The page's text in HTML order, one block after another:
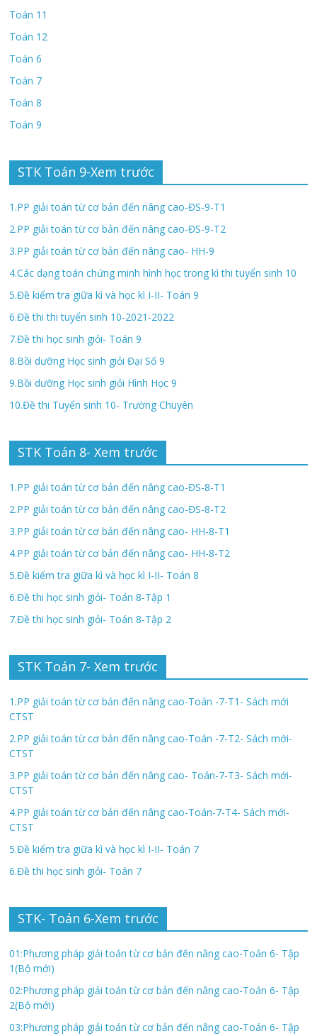
Toán 11
Toán 12
Toán 6
Toán 7
Toán 8
Toán 9
STK Toán 9-Xem trước
1.PP giải toán từ cơ bản đến nâng cao-ĐS-9-T1
2.PP giải toán từ cơ bản đến nâng cao-ĐS-9-T2
3.PP giải toán từ cơ bản đến nâng cao- HH-9
4.Các dạng toán chứng minh hình học trong kì thi tuyển sinh 10
5.Đề kiểm tra giữa kì và học kì I-II- Toán 9
6.Đề thi thi tuyển sinh 10-2021-2022
7.Đề thi học sinh giỏi- Toán 9
8.Bồi dưỡng Học sinh giỏi Đại Số 9
9.Bồi dưỡng Học sinh giỏi Hình Học 9
10.Đề thi Tuyển sinh 10- Trường Chuyên
STK Toán 8- Xem trước
1.PP giải toán từ cơ bản đến nâng cao-ĐS-8-T1
2.PP giải toán từ cơ bản đến nâng cao-ĐS-8-T2
3.PP giải toán từ cơ bản đến nâng cao- HH-8-T1
4.PP giải toán từ cơ bản đến nâng cao- HH-8-T2
5.Đề kiểm tra giữa kì và học kì I-II- Toán 8
6.Đề thi học sinh giỏi- Toán 8-Tập 1
7.Đề thi học sinh giỏi- Toán 8-Tập 2
STK Toán 7- Xem trước
1.PP giải toán từ cơ bản đến nâng cao-Toán -7-T1- Sách mới
CTST
2.PP giải toán từ cơ bản đến nâng cao-Toán -7-T2- Sách mới-
CTST
3.PP giải toán từ cơ bản đến nâng cao- Toán-7-T3- Sách mới-
CTST
4.PP giải toán từ cơ bản đến nâng cao-Toán-7-T4- Sách mới-
CTST
5.Đề kiểm tra giữa kì và học kì I-II- Toán 7
6.Đề thi học sinh giỏi- Toán 7
STK- Toán 6-Xem trước
01:Phương pháp giải toán từ cơ bản đến nâng cao-Toán 6- Tập
1(Bộ mới)
02:Phương pháp giải toán từ cơ bản đến nâng cao-Toán 6- Tập
2(Bộ mới)
03:Phương pháp giải toán từ cơ bản đến nâng cao-Toán 6- Tập